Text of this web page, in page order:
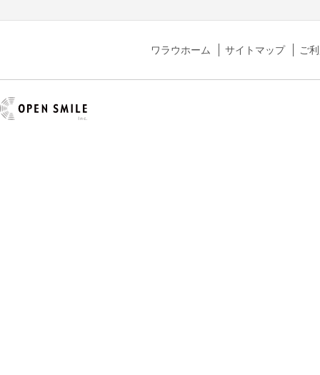
ワラウホーム サイトマップ ご